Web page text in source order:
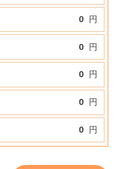
0 円
0 円
0 円
0 円
0 円